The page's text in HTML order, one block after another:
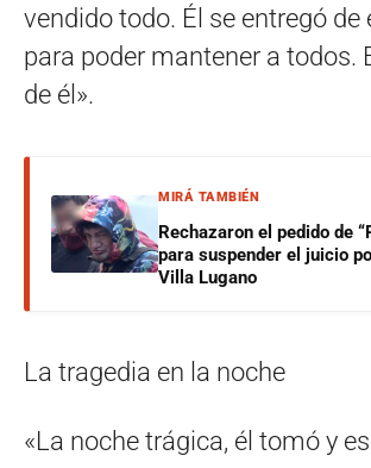
vendido todo. Él se entregó de
para poder mantener a todos.
de él».
MIRÁ TAMBIÉN
Rechazaron el pedido de
para suspender el juicio
Villa Lugano
La tragedia en la noche
«La noche trágica, él tomó y